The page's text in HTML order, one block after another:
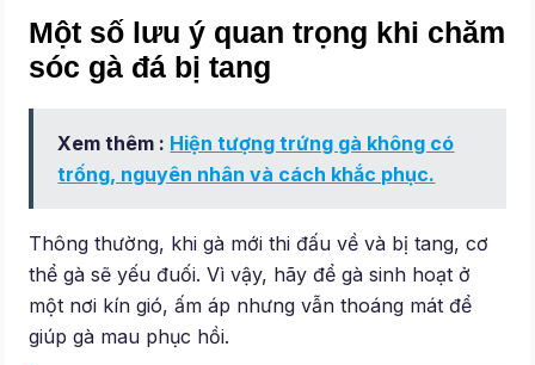
Một số lưu ý quan trọng khi chăm
sóc gà đá bị tang
Xem thêm : Hiện tượng trứng gà không có
trống, nguyên nhân và cách khắc phục.
Thông thường, khi gà mới thi đấu về và bị tang, cơ
thể gà sẽ yếu đuối. Vì vậy, hãy để gà sinh hoạt ở
một nơi kín gió, ấm áp nhưng vẫn thoáng mát để
giúp gà mau phục hồi.